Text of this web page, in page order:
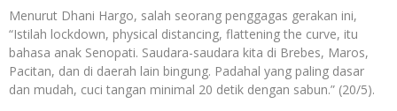
Menurut Dhani Hargo, salah seorang penggagas gerakan ini,
“Istilah lockdown, physical distancing, flattening the curve, itu
bahasa anak Senopati. Saudara-saudara kita di Brebes, Maros,
Pacitan, dan di daerah lain bingung. Padahal yang paling dasar
dan mudah, cuci tangan minimal 20 detik dengan sabun.” (20/5).